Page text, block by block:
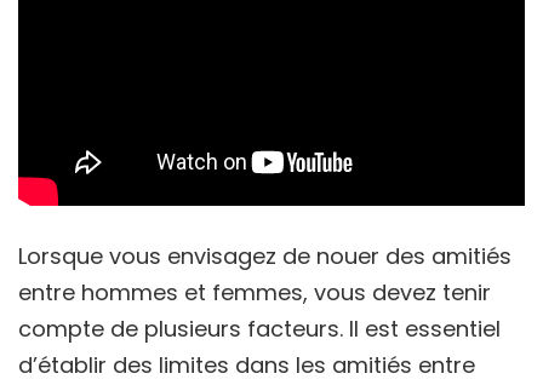
Lorsque vous envisagez de nouer des amitiés
entre hommes et femmes, vous devez tenir
compte de plusieurs facteurs. Il est essentiel
d’établir des limites dans les amitiés entre